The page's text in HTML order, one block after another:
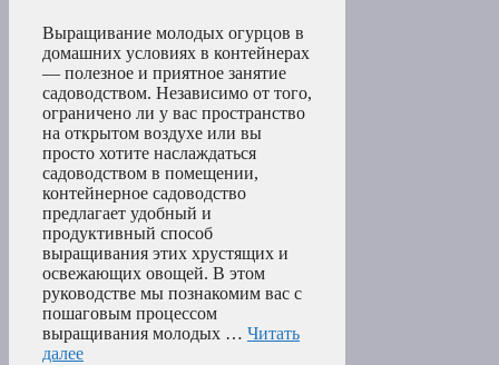
Выращивание молодых огурцов в
домашних условиях в контейнерах
— полезное и приятное занятие
садоводством. Независимо от того,
ограничено ли у вас пространство
на открытом воздухе или вы
просто хотите наслаждаться
садоводством в помещении,
контейнерное садоводство
предлагает удобный и
продуктивный способ
выращивания этих хрустящих и
освежающих овощей. В этом
руководстве мы познакомим вас с
пошаговым процессом
выращивания молодых … Читать
далее